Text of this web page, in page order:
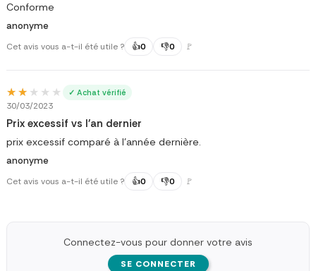
Conforme
anonyme
Cet avis vous a-t-il été utile ? 👍0 👎0 🚩
★★★★★
★★★★★ ✓ Achat vérifié
30/03/2023
Prix excessif vs l'an dernier
prix excessif comparé à l'année dernière.
anonyme
Cet avis vous a-t-il été utile ? 👍0 👎0 🚩
Connectez-vous pour donner votre avis
SE CONNECTER